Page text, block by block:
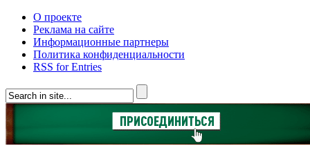
О проекте
Реклама на сайте
Информационные партнеры
Политика конфиденциальности
RSS for Entries